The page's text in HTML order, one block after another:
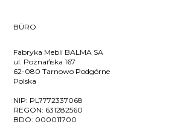
BÜRO
Fabryka Mebli BALMA SA
ul. Poznańska 167
62-080 Tarnowo Podgórne
Polska
NIP: PL7772337068
REGON: 631282560
BDO: 000011700